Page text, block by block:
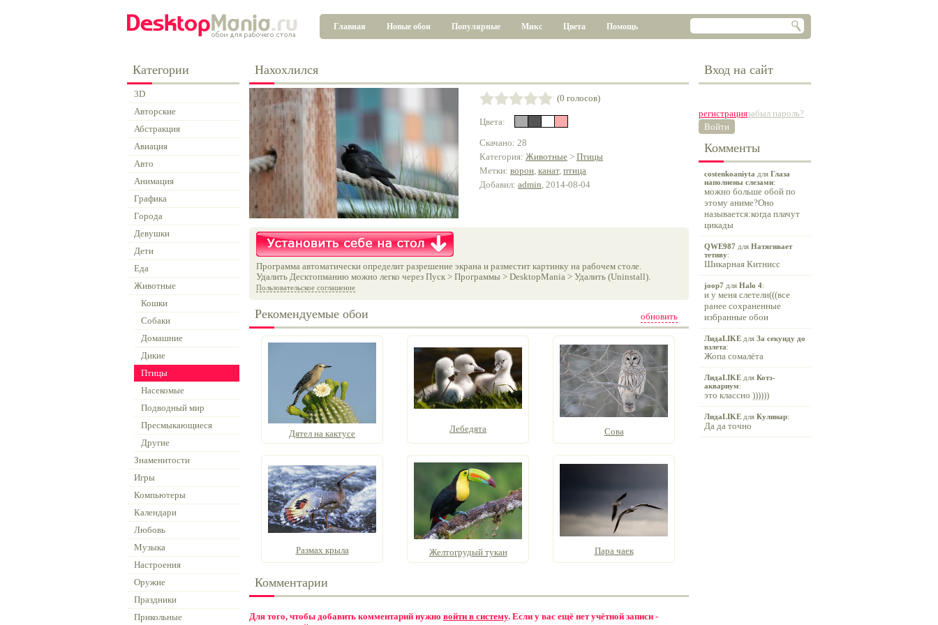
Главная Новые обои Популярные Микс Цвета Помощь
Категории
3D
Авторские
Абстракция
Авиация
Авто
Анимация
Графика
Города
Девушки
Дети
Еда
Животные
Кошки
Собаки
Домашние
Дикие
Птицы
Насекомые
Подводный мир
Пресмыкающиеся
Другие
Знаменитости
Игры
Компьютеры
Календари
Любовь
Музыка
Настроения
Оружие
Праздники
Прикольные
Нахохлился
(0 голосов)
Цвета:
Скачано: 28
Категория: Животные > Птицы
Метки: ворон, канат, птица
Добавил: admin, 2014-08-04
Программа автоматически определит разрешение экрана и разместит картинку на рабочем столе.
Удалить Десктопманию можно легко через Пуск > Программы > DesktopMania > Удалить (Uninstall).
Пользовательское соглашение
обновить
Рекомендуемые обои
Дятел на кактусе Лебедята Сова
Размах крыла Желтогрудый тукан Пара чаек
Комментарии
Для того, чтобы добавить комментарий нужно войти в систему. Если у вас ещё нет учётной записи -
Вход на сайт
регистрациязабыл пароль?
Войти
Комменты
costenkoaniyta для Глаза
наполнены слезами:
можно больше обой по
этому аниме?Оно
называется:когда плачут
цикады
QWE987 для Натягивает
тетиву:
Шикарная Китнисс
joop7 для Halo 4:
и у меня слетели(((все
ранее сохраненные
избранные обои
ЛидаLIKE для За секунду до
взлета:
Жопа сомалёта
ЛидаLIKE для Котэ-
аквариум:
это классно ))))))
ЛидаLIKE для Кулинар:
Да да точно